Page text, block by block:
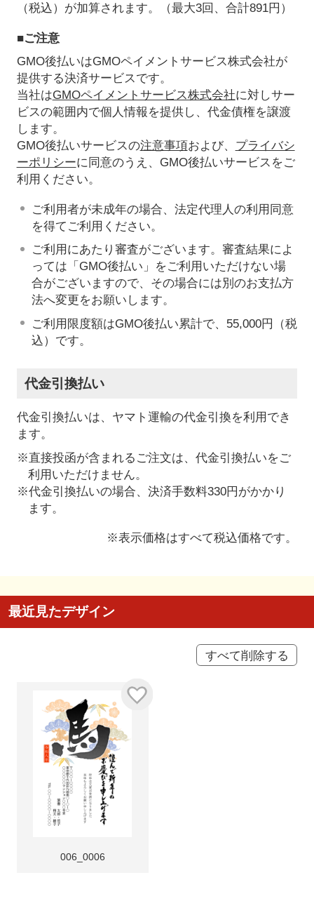
（税込）が加算されます。（最大3回、合計891円）
■ご注意
GMO後払いはGMOペイメントサービス株式会社が
提供する決済サービスです。
当社はGMOペイメントサービス株式会社に対しサー
ビスの範囲内で個人情報を提供し、代金債権を譲渡
します。
GMO後払いサービスの注意事項および、 プライバシ
ーポリシーに同意のうえ、GMO後払いサービスをご
利用ください。
ご利用者が未成年の場合、法定代理人の利用同意
を得てご利用ください。
ご利用にあたり審査がございます。審査結果によ
っては「GMO後払い」をご利用いただけない場
合がございますので、その場合には別のお支払方
法へ変更をお願いします。
ご利用限度額はGMO後払い累計で、55,000円（税
込）です。
代金引換払い
代金引換払いは、ヤマト運輸の代金引換を利用でき
ます。
※直接投函が含まれるご注文は、代金引換払いをご
利用いただけません。
※代金引換払いの場合、決済手数料330円がかかり
ます。
※表示価格はすべて税込価格です。
最近見たデザイン
すべて削除する
006_0006